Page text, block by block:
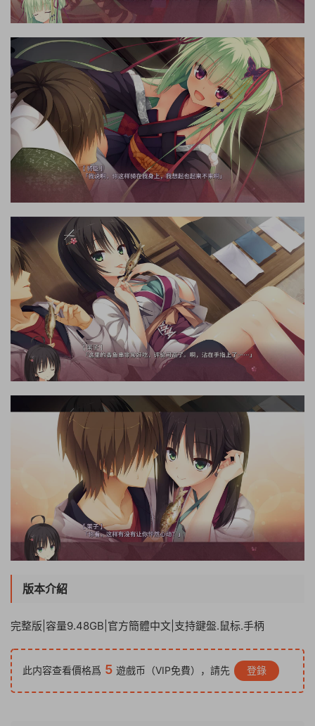
版本介紹
完整版|容量9.48GB|官方簡體中文|支持鍵盤.鼠标.手柄
此内容查看價格爲 5 遊戲币（VIP免費），請先 登錄